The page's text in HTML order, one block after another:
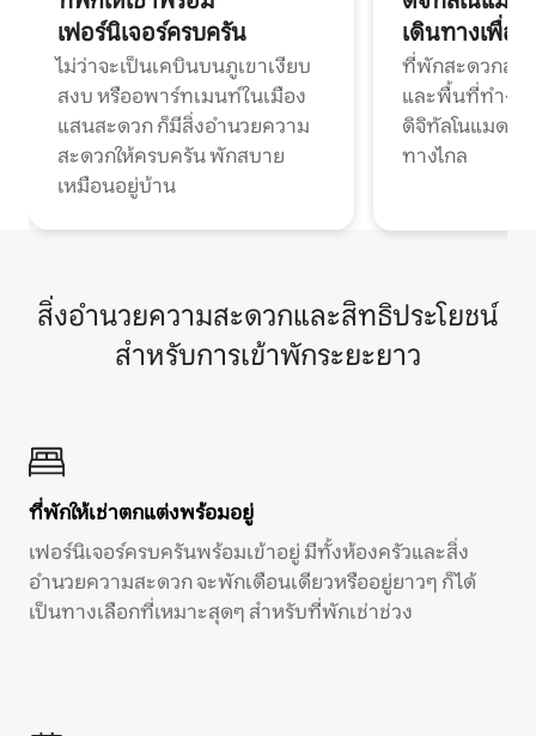
เฟอร์นิเจอร์ครบครัน
ไม่ว่าจะเป็นเคบินบนภูเขาเงียบ
สงบ หรืออพาร์ทเมนท์ในเมือง
แสนสะดวก ก็มีสิ่งอำนวยความ
สะดวกให้ครบครัน พักสบาย
เหมือนอยู่บ้าน
เดินทางเพื่อ
ที่พักสะดวกสบ
และพื้นที่ทำงา
ดิจิทัลโนแมดแ
ทางไกล
สิ่งอำนวยความสะดวกและสิทธิประโยชน์
สำหรับการเข้าพักระยะยาว
ที่พักให้เช่าตกแต่งพร้อมอยู่
เฟอร์นิเจอร์ครบครันพร้อมเข้าอยู่ มีทั้งห้องครัวและสิ่ง
อำนวยความสะดวก จะพักเดือนเดียวหรืออยู่ยาวๆ ก็ได้
เป็นทางเลือกที่เหมาะสุดๆ สำหรับที่พักเช่าช่วง